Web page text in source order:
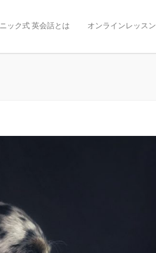
ニック式 英会話とは オンラインレッスン